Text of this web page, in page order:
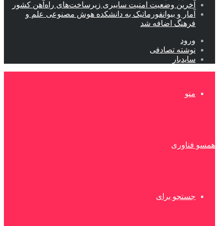
آخرین وضعیت امنیت سایبری زیرساخت‌های راه‌آهن کشور
آمار و بیوانفورماتیک به دانشکده هوش مصنوعی علم و
فرهنگ اضافه شد
ورود
نوشته تصادفی
سایدبار
منو
همسو فناوری
جستجو برای